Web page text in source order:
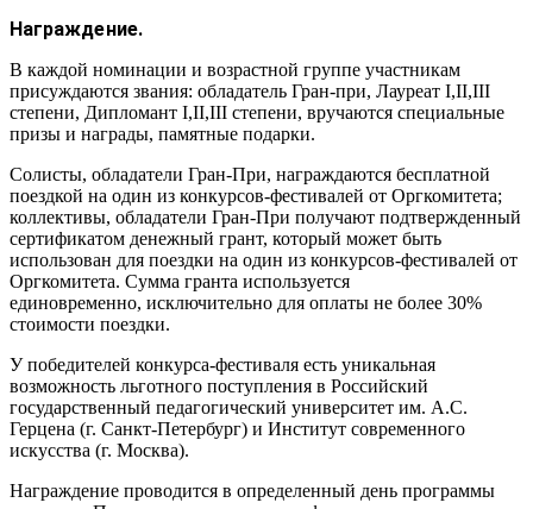
Награждение.
В каждой номинации и возрастной группе участникам
присуждаются звания: обладатель Гран-при, Лауреат I,II,III
степени, Дипломант I,II,III степени, вручаются специальные
призы и награды, памятные подарки.
Солисты, обладатели Гран-При, награждаются бесплатной
поездкой на один из конкурсов-фестивалей от Оргкомитета;
коллективы, обладатели Гран-При получают подтвержденный
сертификатом денежный грант, который может быть
использован для поездки на один из конкурсов-фестивалей от
Оргкомитета. Сумма гранта используется
единовременно, исключительно для оплаты не более 30%
стоимости поездки.
У победителей конкурса-фестиваля есть уникальная
возможность льготного поступления в Российский
государственный педагогический университет им. А.С.
Герцена (г. Санкт-Петербург) и Институт современного
искусства (г. Москва).
Награждение проводится в определенный день программы